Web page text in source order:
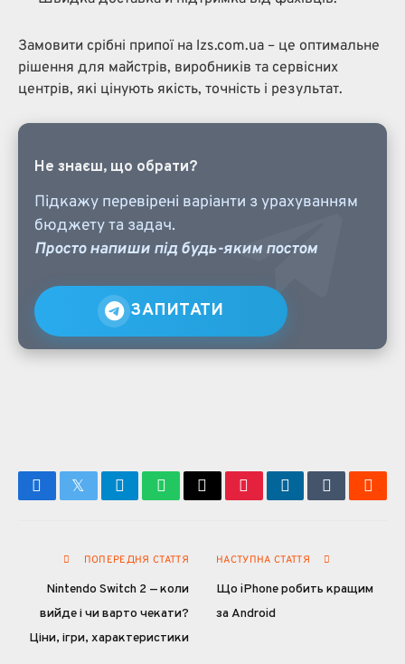
Замовити срібні припої на lzs.com.ua – це оптимальне
рішення для майстрів, виробників та сервісних
центрів, які цінують якість, точність і результат.
Не знаєш, що обрати?
Підкажу перевірені варіанти з урахуванням
бюджету та задач.
Просто напиши під будь-яким постом
ЗАПИТАТИ
FacebookTwitterTelegramWhatsApp
Email
обов'язково)
PinterestLinkedInTumblr
ПОПЕРЕДНЯ СТАТТЯ
Nintendo Switch 2 — коли
вийде і чи варто чекати?
Ціни, ігри, характеристики
НАСТУПНА СТАТТЯ
Що iPhone робить кращим
за Android